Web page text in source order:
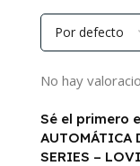
No hay
Sé el primero
AUTOMÁTICA
SERIES –